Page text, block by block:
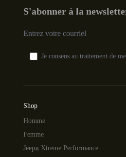
S'abonner à la
Je consens au traitement de
Shop
Homme
Femme
Jeep® Xtreme Performance